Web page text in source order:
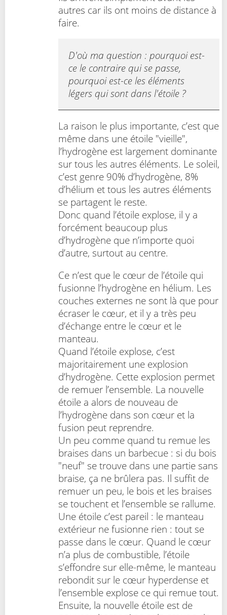
autres car ils ont moins de distance à
faire.
D'où ma question : pourquoi est-
ce le contraire qui se passe,
pourquoi est-ce les éléments
légers qui sont dans l'étoile ?
La raison le plus importante, c’est que
même dans une étoile "vieille",
l’hydrogène est largement dominante
sur tous les autres éléments. Le soleil,
c’est genre 90% d’hydrogène, 8%
d’hélium et tous les autres éléments
se partagent le reste.
Donc quand l’étoile explose, il y a
forcément beaucoup plus
d’hydrogène que n’importe quoi
d’autre, surtout au centre.
Ce n’est que le cœur de l’étoile qui
fusionne l’hydrogène en hélium. Les
couches externes ne sont là que pour
écraser le cœur, et il y a très peu
d’échange entre le cœur et le
manteau.
Quand l’étoile explose, c’est
majoritairement une explosion
d’hydrogène. Cette explosion permet
de remuer l’ensemble. La nouvelle
étoile a alors de nouveau de
l’hydrogène dans son cœur et la
fusion peut reprendre.
Un peu comme quand tu remue les
braises dans un barbecue : si du bois
"neuf" se trouve dans une partie sans
braise, ça ne brûlera pas. Il suffit de
remuer un peu, le bois et les braises
se touchent et l’ensemble se rallume.
Une étoile c’est pareil : le manteau
extérieur ne fusionne rien : tout se
passe dans le cœur. Quand le cœur
n’a plus de combustible, l’étoile
s’effondre sur elle-même, le manteau
rebondit sur le cœur hyperdense et
l’ensemble explose ce qui remue tout.
Ensuite, la nouvelle étoile est de